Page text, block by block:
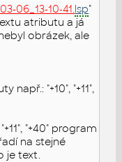
06_13-10-41.lsp"
atributu a já
obrázek, ale
např.: "+10", "+11",
"+40" program
na stejné
je text.